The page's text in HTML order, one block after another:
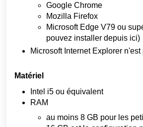
Google Chrome
Mozilla Firefox
Microsoft Edge V79 ou
pouvez installer depuis ici)
Microsoft Internet Explorer
Matériel
Intel i5 ou équivalent
RAM
au moins 8 GB pour les